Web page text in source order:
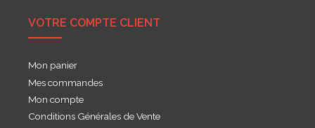
VOTRE COMPTE CLIENT
Mon panier
Mes commandes
Mon compte
Conditions Générales de Vente